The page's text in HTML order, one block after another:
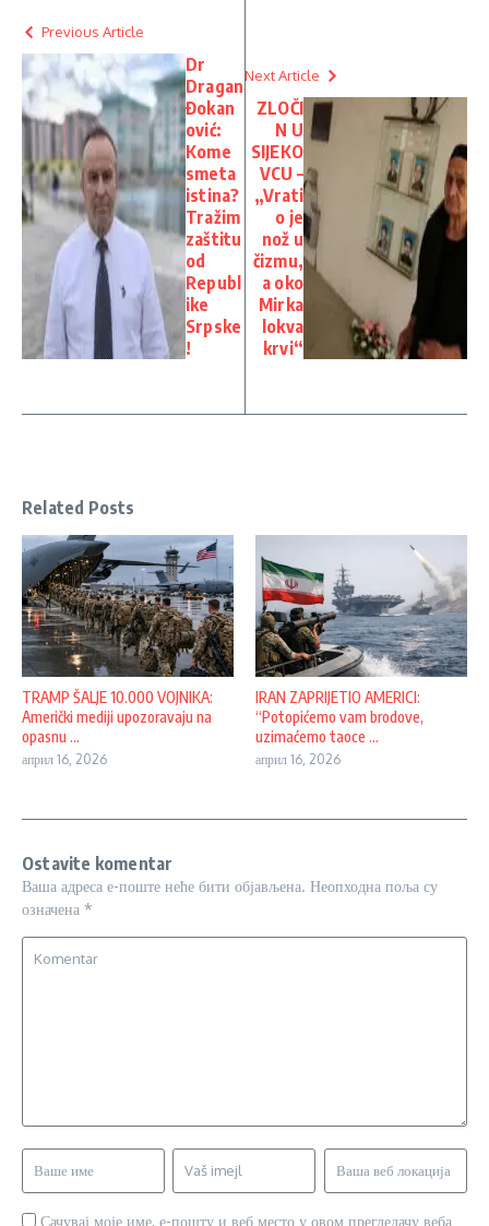
Previous Article
Dr
Dragan
Đokan
ović:
Kome
smeta
istina?
Tražim
zaštitu
od
Republ
ike
Srpske
!
Next Article
ZLOČI
N U
SIJEKO
VCU –
„Vrati
o je
nož u
čizmu,
a oko
Mirka
lokva
krvi“
Related Posts
TRAMP ŠALJE 10.000 VOJNIKA:
Američki mediji upozoravaju na
opasnu ...
април 16, 2026
IRAN ZAPRIJETIO AMERICI:
“Potopićemo vam brodove,
uzimaćemo taoce ...
април 16, 2026
Ostavite komentar
Ваша адреса е-поште неће бити објављена. Неопходна поља су
означена *
Сачувај моје име, е-пошту и веб место у овом прегледачу веба